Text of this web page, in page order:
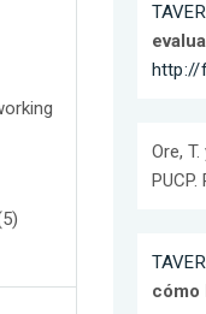
http://
Ore, T.
cómo